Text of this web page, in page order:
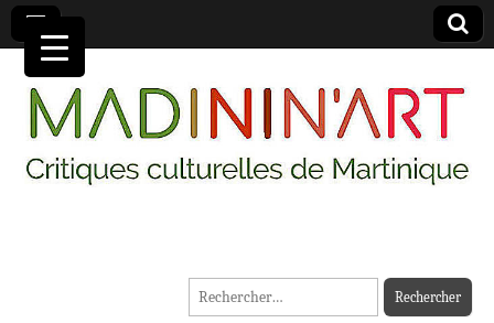
MADININ'ART
Rechercher :